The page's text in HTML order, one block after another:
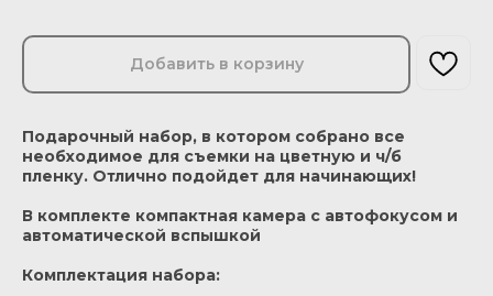
Добавить в корзину
Подарочный набор, в котором собрано все
необходимое для съемки на цветную и ч/б
пленку. Отлично подойдет для начинающих!
В комплекте компактная камера с автофокусом и
автоматической вспышкой
Комплектация набора: